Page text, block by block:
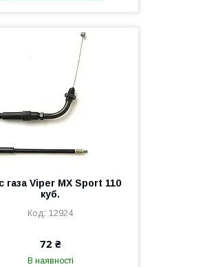
газа Viper MX Sport 110
куб.
12924
72 ₴
В наявності